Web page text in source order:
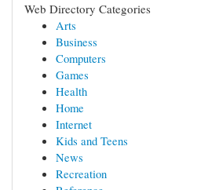
Web Directory Categories
Arts
Business
Computers
Games
Health
Home
Internet
Kids and Teens
News
Recreation